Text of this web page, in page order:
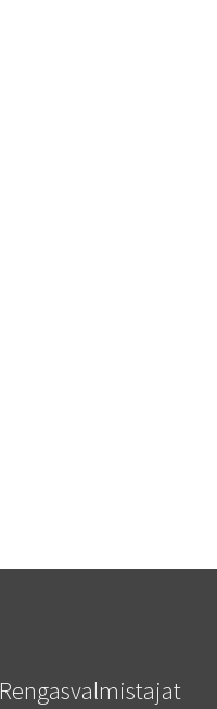
Rengasvalmistajat